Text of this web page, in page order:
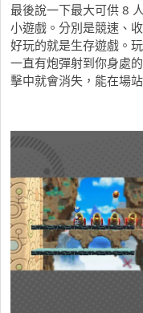
最後說一下最大可供 8
小遊戲。分別是競速、
好玩的就是生存遊戲。
一直有炮彈射到你身處
擊中就會消失，能在場